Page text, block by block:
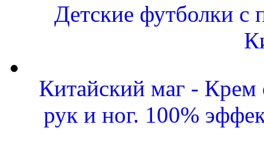
Детские футболки с
Китайский маг -
рук и ног. 100%